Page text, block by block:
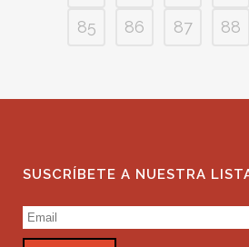
85
86 87 88
SUSCRÍBETE A NUESTRA